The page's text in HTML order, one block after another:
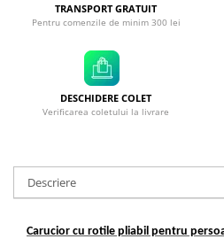
TRANSPORT GRATUIT
Pentru comenzile de minim 300 lei
DESCHIDERE COLET
Verificarea coletului la livrare
Descriere
Carucior cu rotile pliabil pentru